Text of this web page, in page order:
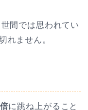
間では思われてい
れません。
に跳ね上がること